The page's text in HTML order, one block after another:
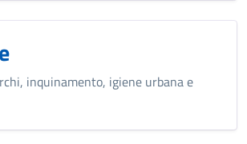
inquinamento, igiene urbana e